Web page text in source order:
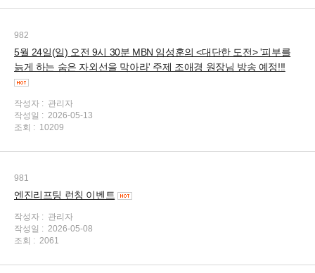
982
5월 24일(일) 오전 9시 30분 MBN 임성훈의 <대단한 도전> '피부를
늙게 하는 숨은 자외선을 막아라' 주제 조애경 원장님 방송 예정!!!
작성자 : 관리자
작성일 : 2026-05-13
조회 : 10209
981
엔진리프팅 런칭 이벤트
작성자 : 관리자
작성일 : 2026-05-08
조회 : 2061